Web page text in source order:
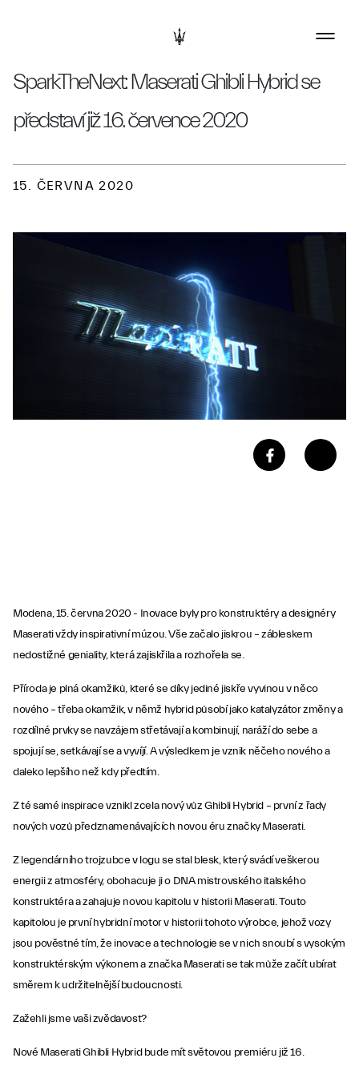
SparkTheNext: Maserati Ghibli Hybrid se
představí již 16. července 2020
15. ČERVNA 2020
Modena, 15. června 2020 - Inovace byly pro konstruktéry a designéry
Maserati vždy inspirativní múzou. Vše začalo jiskrou – zábleskem
nedostižné geniality, která zajiskřila a rozhořela se.
Příroda je plná okamžiků, které se díky jediné jiskře vyvinou v něco
nového – třeba okamžik, v němž hybrid působí jako katalyzátor změny a
rozdílné prvky se navzájem střetávají a kombinují, naráží do sebe a
spojují se, setkávají se a vyvíjí. A výsledkem je vznik něčeho nového a
daleko lepšího než kdy předtím.
Z té samé inspirace vznikl zcela nový vůz Ghibli Hybrid – první z řady
nových vozů předznamenávajících novou éru značky Maserati.
Z legendárního trojzubce v logu se stal blesk, který svádí veškerou
energii z atmosféry, obohacuje ji o DNA mistrovského italského
konstruktéra a zahajuje novou kapitolu v historii Maserati. Touto
kapitolou je první hybridní motor v historii tohoto výrobce, jehož vozy
jsou pověstné tím, že inovace a technologie se v nich snoubí s vysokým
konstruktérským výkonem a značka Maserati se tak může začít ubírat
směrem k udržitelnější budoucnosti.
Zažehli jsme vaši zvědavost?
Nové Maserati Ghibli Hybrid bude mít světovou premiéru již 16.